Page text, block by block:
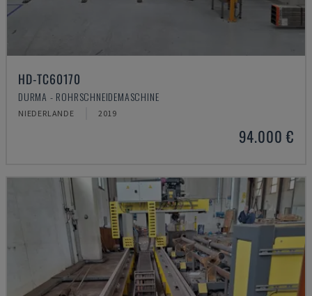
HD-TC60170
DURMA - ROHRSCHNEIDEMASCHINE
NIEDERLANDE 2019
94.000 €